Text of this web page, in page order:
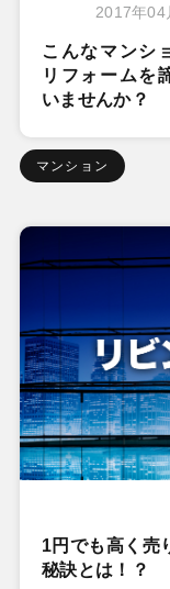
2017年04
こんなマンシ
リフォームを
いませんか？
マンション
1円でも高く売
秘訣とは！？